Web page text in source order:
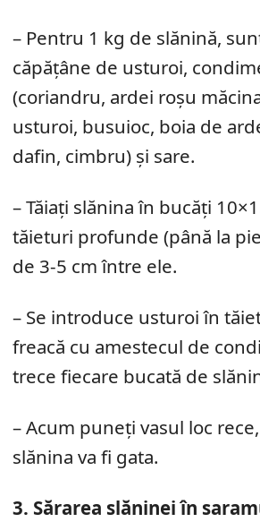
– Pentru 1 kg de slănină,
căpățâne de usturoi,
(coriandru, ardei roșu
usturoi, busuioc, boia de
dafin, cimbru) și sare.
– Tăiați slănina în bucăți
tăieturi profunde (până la
de 3-5 cm între ele.
– Se introduce usturoi în
freacă cu amestecul de
trece fiecare bucată de
– Acum puneți vasul loc
slănina va fi gata.
3. Sărarea slăninei în